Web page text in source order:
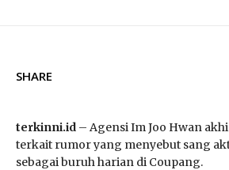
SHARE
terkinni.id – Agensi Im Joo Hwan
terkait rumor yang menyebut sang
sebagai buruh harian di Coupang.